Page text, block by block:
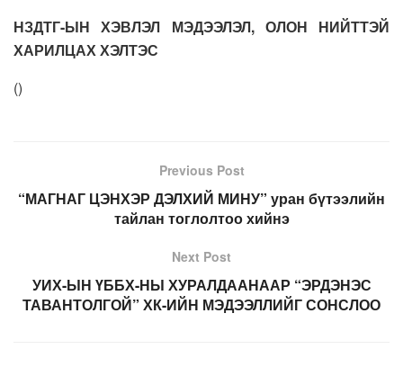
НЗДТГ-ЫН ХЭВЛЭЛ МЭДЭЭЛЭЛ, ОЛОН НИЙТТЭЙ
ХАРИЛЦАХ ХЭЛТЭС
()
Previous Post
“МАГНАГ ЦЭНХЭР ДЭЛХИЙ МИНУ” уран бүтээлийн
тайлан тоглолтоо хийнэ
Next Post
УИХ-ЫН ҮББХ-НЫ ХУРАЛДААНААР “ЭРДЭНЭС
ТАВАНТОЛГОЙ” ХК-ИЙН МЭДЭЭЛЛИЙГ СОНСЛОО